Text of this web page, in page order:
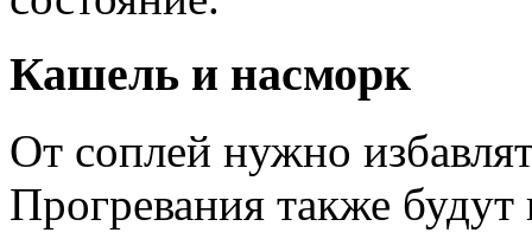
Кашель и насморк
От соплей нужно
Прогревания также